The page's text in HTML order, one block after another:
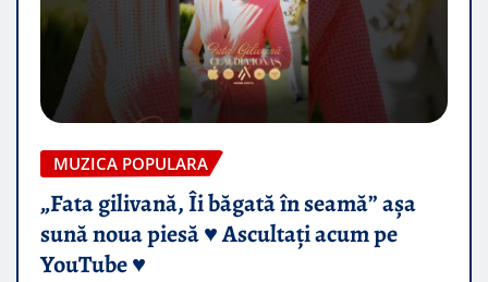
MUZICA POPULARA
„Fata gilivană, Îi băgată în seamă” așa
sună noua piesă ♥️ Ascultați acum pe
YouTube ♥️